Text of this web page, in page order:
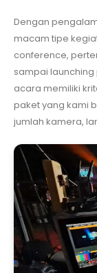
Dengan
macam tipe
conference,
sampai
acara memiliki
paket yang kami
jumlah kamera,